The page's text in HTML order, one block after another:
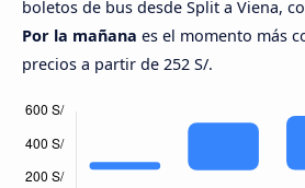
boletos de bus desde Split a Viena,
Por la mañana es el momento más
precios a partir de 252 S/.